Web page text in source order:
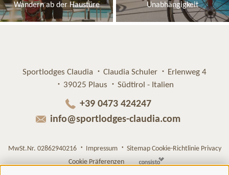
Wandern ab der Haustüre
Unabhängigkeit
Sportlodges Claudia Claudia Schuler
Erlenweg 4
39025 Plaus
Südtirol - Italien
+39 0473 424247
info@sportlodges-claudia.com
MwSt.Nr. 02862940216 Impressum Sitemap Cookie-Richtlinie Privacy
Cookie Präferenzen